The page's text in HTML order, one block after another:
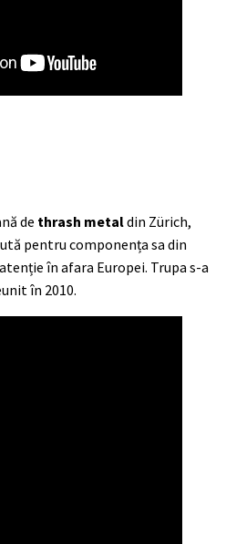
de thrash metaldin Zürich,
pentru componența sa din
în afara Europei. Trupa s-a
în 2010.